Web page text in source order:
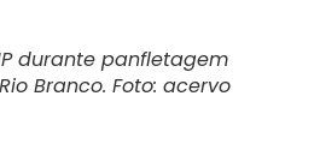
durante panfletagem
Branco. Foto: acervo